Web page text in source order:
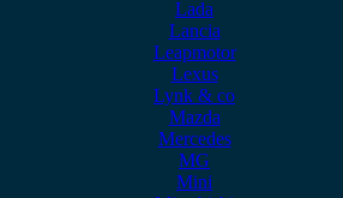
Lada
Lancia
Leapmotor
Lexus
Lynk & co
Mazda
Mercedes
MG
Mini